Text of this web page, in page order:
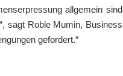
allgemein sind
sagt Roble Mumin, Business
gefordert.“